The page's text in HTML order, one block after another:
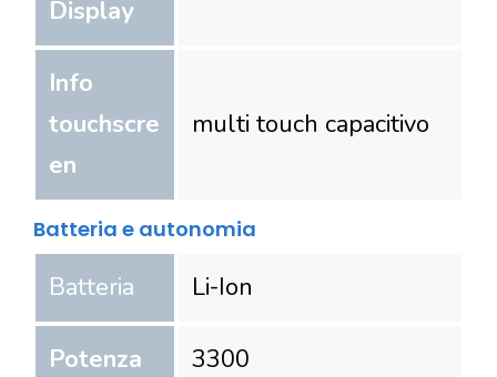
Display
Info
touchscre
en
multi touch capacitivo
Batteria e autonomia
Batteria Li-Ion
Potenza
3300